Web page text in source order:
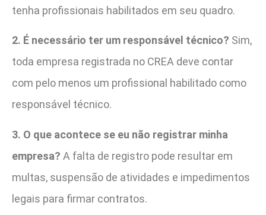
tenha profissionais habilitados em seu quadro.
2. É necessário ter um responsável técnico? Sim,
toda empresa registrada no CREA deve contar
com pelo menos um profissional habilitado como
responsável técnico.
3. O que acontece se eu não registrar minha
empresa? A falta de registro pode resultar em
multas, suspensão de atividades e impedimentos
legais para firmar contratos.